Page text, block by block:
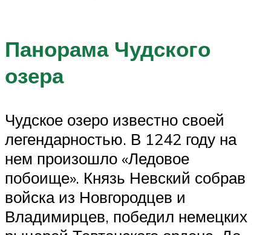
Панорама Чудского
озера
Чудское озеро известно своей
легендарностью. В 1242 году на
нем произошло «Ледовое
побоище». Князь Невский собрав
войска из Новгородцев и
Владимирцев, победил немецких